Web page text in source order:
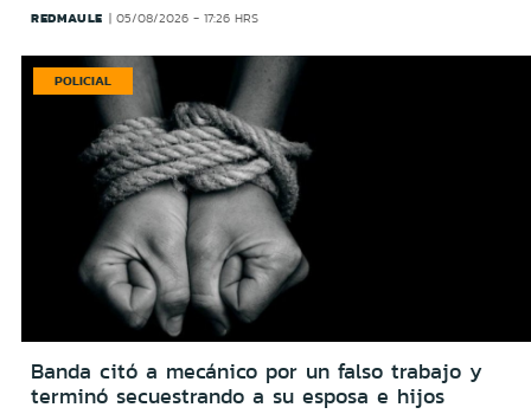
REDMAULE 05/08/2026 - 17:26 HRS
POLICIAL
Banda citó a mecánico por un falso trabajo y
terminó secuestrando a su esposa e hijos